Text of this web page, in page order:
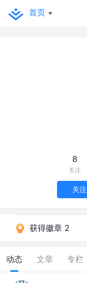
首页
8
关注
关注
获得徽章 2
动态 文章 专栏